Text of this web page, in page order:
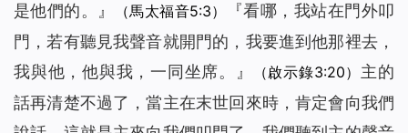
是他們的。』 （馬太福音5:3） 『看哪，我站在門外叩
門，若有聽見我聲音就開門的，我要進到他那裡去，
我與他，他與我，一同坐席。
』 （啟示錄3:20） 主的
話再清楚不過了，當主在末世回來時，肯定會向我們